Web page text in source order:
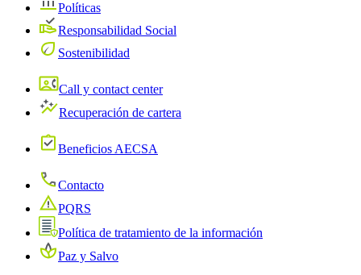
Políticas
Responsabilidad Social
Sostenibilidad
Call y contact center
Recuperación de cartera
Beneficios AECSA
Contacto
PQRS
Política de tratamiento de la información
Paz y Salvo